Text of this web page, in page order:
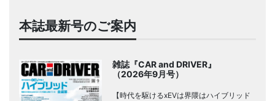
本誌最新号のご案内
雑誌『CAR and DRIVER』
（2026年9月号）
【時代を駆けるxEVは界隈はハイブリッド